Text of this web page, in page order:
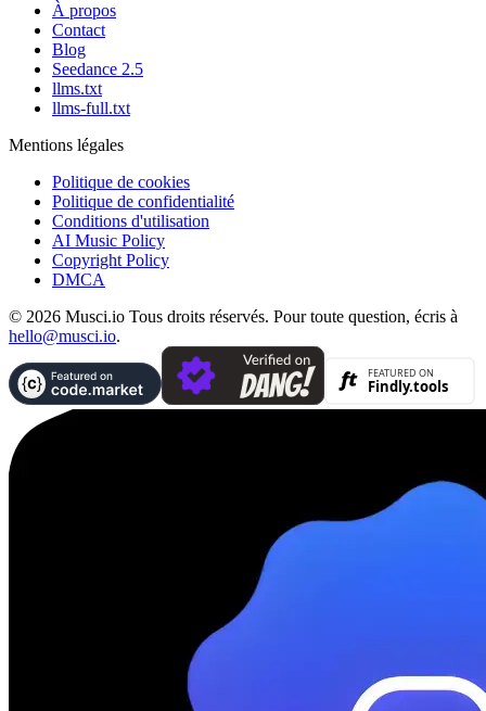
À propos
Contact
Blog
Seedance 2.5
llms.txt
llms-full.txt
Mentions légales
Politique de cookies
Politique de confidentialité
Conditions d'utilisation
AI Music Policy
Copyright Policy
DMCA
© 2026 Musci.io Tous droits réservés. Pour toute question, écris à
hello@musci.io.